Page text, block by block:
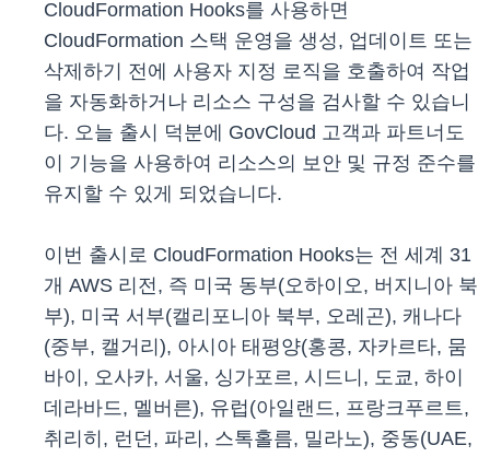
CloudFormation Hooks를 사용하면
CloudFormation 스택 운영을 생성, 업데이트 또는
삭제하기 전에 사용자 지정 로직을 호출하여 작업
을 자동화하거나 리소스 구성을 검사할 수 있습니
다. 오늘 출시 덕분에 GovCloud 고객과 파트너도
이 기능을 사용하여 리소스의 보안 및 규정 준수를
유지할 수 있게 되었습니다.
이번 출시로 CloudFormation Hooks는 전 세계 31
개 AWS 리전, 즉 미국 동부(오하이오, 버지니아 북
부), 미국 서부(캘리포니아 북부, 오레곤), 캐나다
(중부, 캘거리), 아시아 태평양(홍콩, 자카르타, 뭄
바이, 오사카, 서울, 싱가포르, 시드니, 도쿄, 하이
데라바드, 멜버른), 유럽(아일랜드, 프랑크푸르트,
취리히, 런던, 파리, 스톡홀름, 밀라노), 중동(UAE,